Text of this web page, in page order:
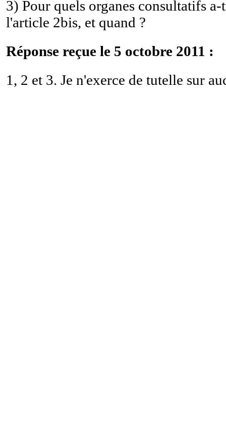
3) Pour quels organes consultatifs
l'article 2bis, et quand ?
Réponse reçue le 5 octobre 2011 :
1, 2 et 3. Je n'exerce de tutelle sur